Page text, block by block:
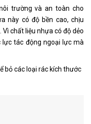
trường và an toàn cho
này có độ bền cao, chịu
chất liệu nhựa có độ dẻo
tác động ngoại lực mà
bỏ các loại rác kích thước